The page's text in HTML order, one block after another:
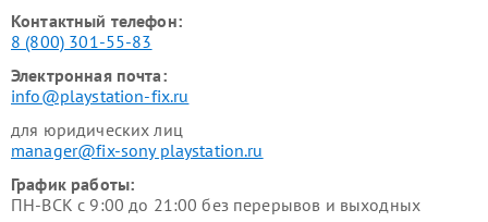
Контактный телефон:
8 (800) 301-55-83
Электронная почта:
info@playstation-fix.ru
для юридических лиц
manager@fix-sony playstation.ru
График работы:
ПН-ВСК с 9:00 до 21:00 без перерывов и выходных